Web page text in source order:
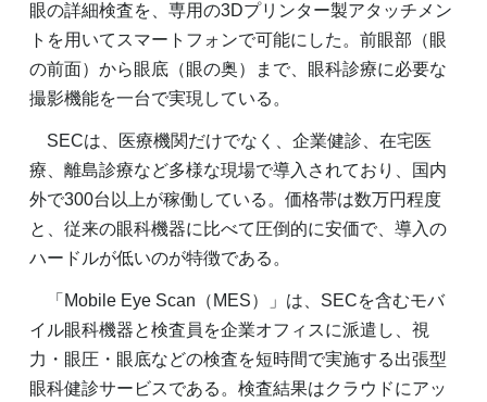
眼の詳細検査を、専用の3Dプリンター製アタッチメン
トを用いてスマートフォンで可能にした。前眼部（眼
の前面）から眼底（眼の奥）まで、眼科診療に必要な
撮影機能を一台で実現している。
SECは、医療機関だけでなく、企業健診、在宅医
療、離島診療など多様な現場で導入されており、国内
外で300台以上が稼働している。価格帯は数万円程度
と、従来の眼科機器に比べて圧倒的に安価で、導入の
ハードルが低いのが特徴である。
「Mobile Eye Scan（MES）」は、SECを含むモバ
イル眼科機器と検査員を企業オフィスに派遣し、視
力・眼圧・眼底などの検査を短時間で実施する出張型
眼科健診サービスである。検査結果はクラウドにアッ